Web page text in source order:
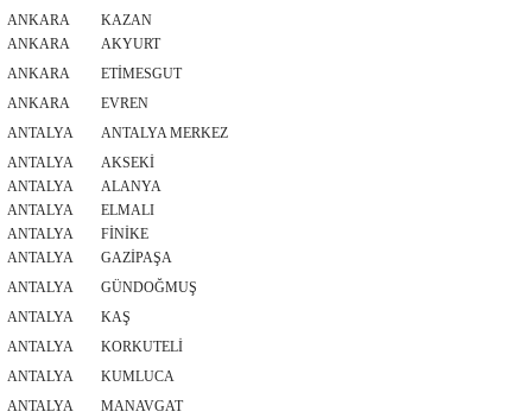
ANKARA
KAZAN
ANKARA
AKYURT
ANKARA
ETİMESGUT
ANKARA
EVREN
ANTALYA
ANTALYA MERKEZ
ANTALYA
AKSEKİ
ANTALYA
ALANYA
ANTALYA
ELMALI
ANTALYA
FİNİKE
ANTALYA
GAZİPAŞA
ANTALYA
GÜNDOĞMUŞ
ANTALYA
KAŞ
ANTALYA
KORKUTELİ
ANTALYA
KUMLUCA
ANTALYA
MANAVGAT